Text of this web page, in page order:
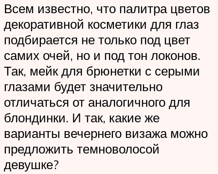
Всем известно, что палитра цветов
декоративной косметики для глаз
подбирается не только под цвет
самих очей, но и под тон локонов.
Так, мейк для брюнетки с серыми
глазами будет значительно
отличаться от аналогичного для
блондинки. И так, какие же
варианты вечернего визажа можно
предложить темноволосой
девушке?